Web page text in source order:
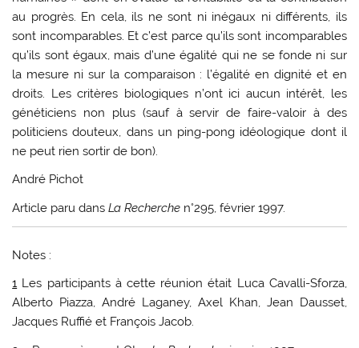
au progrès. En cela, ils ne sont ni inégaux ni différents, ils
sont incomparables. Et c’est parce qu’ils sont incomparables
qu’ils sont égaux, mais d’une égalité qui ne se fonde ni sur
la mesure ni sur la comparaison : l’égalité en dignité et en
droits. Les critères biologiques n’ont ici aucun intérêt, les
généticiens non plus (sauf à servir de faire-valoir à des
politiciens douteux, dans un ping-pong idéologique dont il
ne peut rien sortir de bon).
André Pichot
Article paru dansLa Recherche n°295, février 1997.
Notes :
1 Les participants à cette réunion était Luca Cavalli-Sforza,
Alberto Piazza, André Laganey, Axel Khan, Jean Dausset,
Jacques Ruffié et François Jacob.